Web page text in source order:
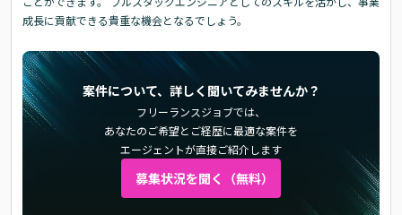
成長に貢献できる貴重な機会となるでしょう。
案件について、詳しく聞いてみませんか？
フリーランスジョブでは、
あなたのご希望とご経歴に最適な案件を
エージェントが直接ご紹介します
募集状況を聞く（無料）